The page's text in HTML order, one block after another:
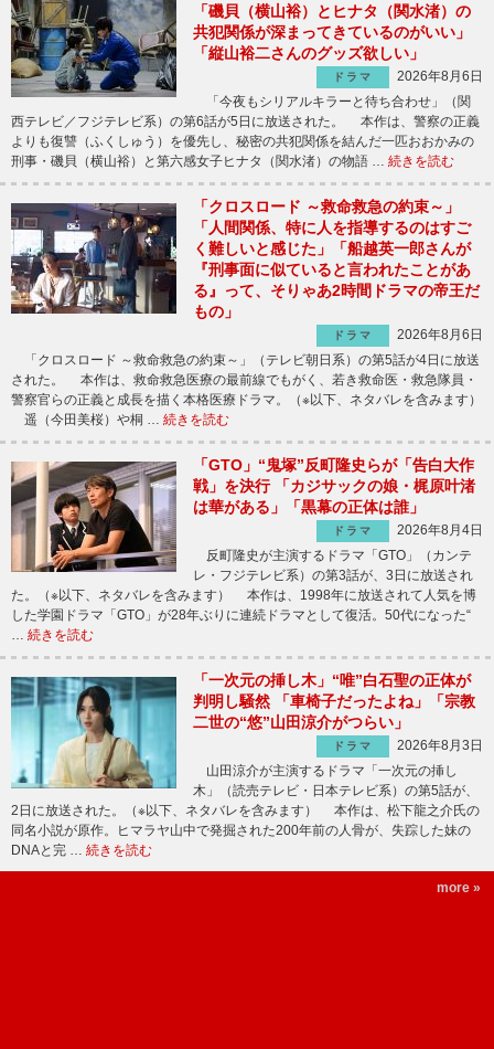
「磯貝（横山裕）とヒナタ（関水渚）の
共犯関係が深まってきているのがいい」
「縦山裕二さんのグッズ欲しい」
ドラマ
2026年8月6日
「今夜もシリアルキラーと待ち合わせ」（関
西テレビ／フジテレビ系）の第6話が5日に放送された。 本作は、警察の正義
よりも復讐（ふくしゅう）を優先し、秘密の共犯関係を結んだ一匹おおかみの
刑事・磯貝（横山裕）と第六感女子ヒナタ（関水渚）の物語 … 続きを読む
「クロスロード ～救命救急の約束～」
「人間関係、特に人を指導するのはすご
く難しいと感じた」「船越英一郎さんが
『刑事面に似ていると言われたことがあ
る』って、そりゃあ2時間ドラマの帝王だ
もの」
ドラマ
2026年8月6日
「クロスロード ～救命救急の約束～」（テレビ朝日系）の第5話が4日に放送
された。 本作は、救命救急医療の最前線でもがく、若き救命医・救急隊員・
警察官らの正義と成長を描く本格医療ドラマ。（※以下、ネタバレを含みます）
遥（今田美桜）や桐 … 続きを読む
「GTO」“鬼塚”反町隆史らが「告白大作
戦」を決行 「カジサックの娘・梶原叶渚
は華がある」「黒幕の正体は誰」
ドラマ
2026年8月4日
反町隆史が主演するドラマ「GTO」（カンテ
レ・フジテレビ系）の第3話が、3日に放送され
た。（※以下、ネタバレを含みます） 本作は、1998年に放送されて人気を博
した学園ドラマ「GTO」が28年ぶりに連続ドラマとして復活。50代になった“
… 続きを読む
「一次元の挿し木」“唯”白石聖の正体が
判明し騒然 「車椅子だったよね」「宗教
二世の“悠”山田涼介がつらい」
ドラマ
2026年8月3日
山田涼介が主演するドラマ「一次元の挿し
木」（読売テレビ・日本テレビ系）の第5話が、
2日に放送された。（※以下、ネタバレを含みます） 本作は、松下龍之介氏の
同名小説が原作。ヒマラヤ山中で発掘された200年前の人骨が、失踪した妹の
DNAと完 … 続きを読む
more »